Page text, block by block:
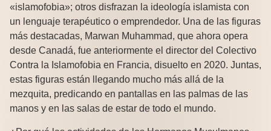
«islamofobia»; otros disfrazan la ideología islamista con
un lenguaje terapéutico o emprendedor. Una de las figuras
más destacadas, Marwan Muhammad, que ahora opera
desde Canadá, fue anteriormente el director del Colectivo
Contra la Islamofobia en Francia, disuelto en 2020. Juntas,
estas figuras están llegando mucho más allá de la
mezquita, predicando en pantallas en las palmas de las
manos y en las salas de estar de todo el mundo.